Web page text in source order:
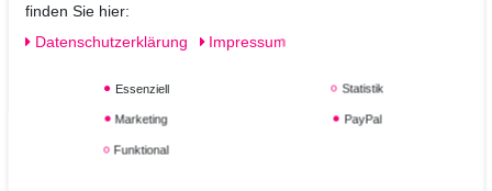
Rezeptur des KMS Colorvitality Blonde Conditioner:
Das KMS Produkt wurde
dermatologisch getestet
Das Produkt wurde entwickelt
ohne das ein Tiere zu
finden Sie hier:
Daten­schutz­erklärung
Impressum
Essenziell Statistik
Marketing PayPal
Funktional